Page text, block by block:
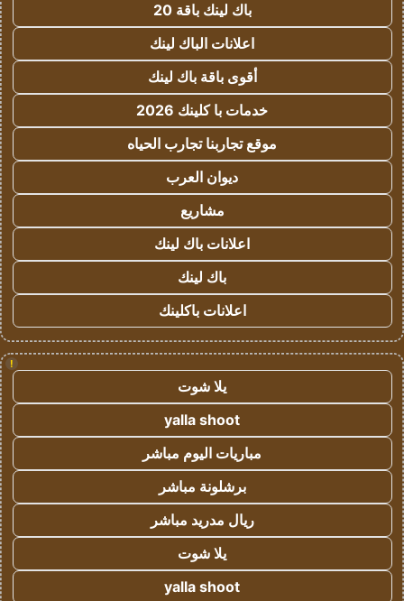
باك لينك باقة 20
اعلانات الباك لينك
أقوى باقة باك لينك
خدمات با كلينك 2026
موقع تجاربنا تجارب الحياه
ديوان العرب
مشاريع
اعلانات باك لينك
باك لينك
اعلانات باكلينك
!
يلا شوت
yalla shoot
مباريات اليوم مباشر
برشلونة مباشر
ريال مدريد مباشر
يلا شوت
yalla shoot